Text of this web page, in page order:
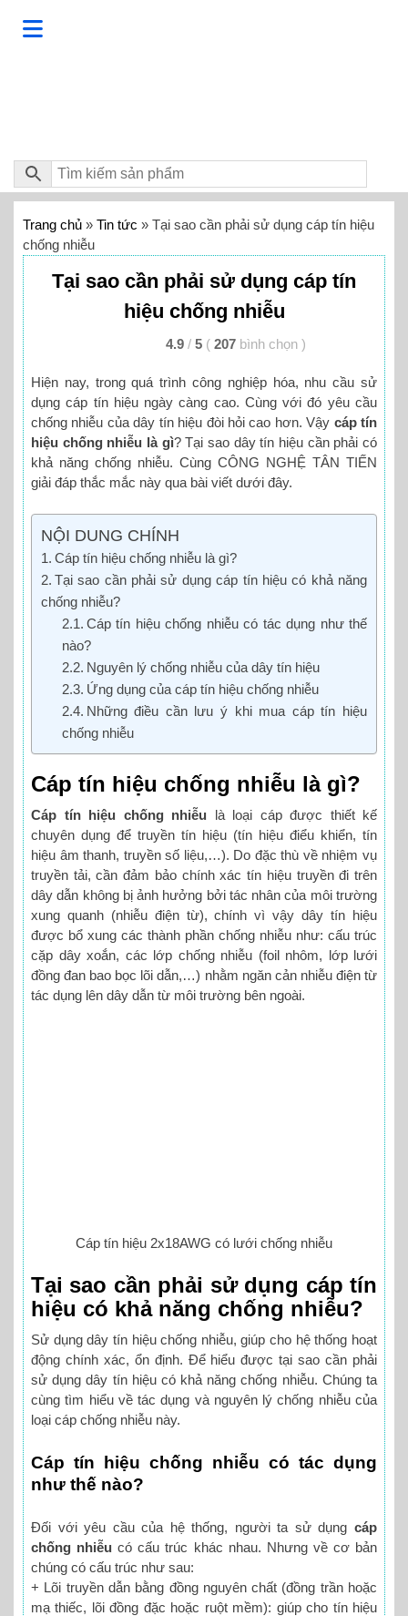
Trang chủ » Tin tức » Tại sao cần phải sử dụng cáp tín hiệu
chống nhiễu
Tại sao cần phải sử dụng cáp tín
hiệu chống nhiễu
4.9 / 5 ( 207 bình chọn )
Hiện nay, trong quá trình công nghiệp hóa, nhu cầu sử
dụng cáp tín hiệu ngày càng cao. Cùng với đó yêu cầu
chống nhiễu của dây tín hiệu đòi hỏi cao hơn. Vậy cáp tín
hiệu chống nhiễu là gì? Tại sao dây tín hiệu cần phải có
khả năng chống nhiễu. Cùng CÔNG NGHỆ TÂN TIẾN
giải đáp thắc mắc này qua bài viết dưới đây.
NỘI DUNG CHÍNH
Cáp tín hiệu chống nhiễu là gì?
Tại sao cần phải sử dụng cáp tín hiệu có khả năng
chống nhiễu?
Cáp tín hiệu chống nhiễu có tác dụng như thế
nào?
Nguyên lý chống nhiễu của dây tín hiệu
Ứng dụng của cáp tín hiệu chống nhiễu
Những điều cần lưu ý khi mua cáp tín hiệu
chống nhiễu
Cáp tín hiệu chống nhiễu là gì?
Cáp tín hiệu chống nhiễu là loại cáp được thiết kế
chuyên dụng để truyền tín hiệu (tín hiệu điểu khiển, tín
hiệu âm thanh, truyền số liệu,…). Do đặc thù về nhiệm vụ
truyền tải, cần đảm bảo chính xác tín hiệu truyền đi trên
dây dẫn không bị ảnh hưởng bởi tác nhân của môi trường
xung quanh (nhiễu điện từ), chính vì vậy dây tín hiệu
được bổ xung các thành phần chống nhiễu như: cấu trúc
cặp dây xoắn, các lớp chống nhiễu (foil nhôm, lớp lưới
đồng đan bao bọc lõi dẫn,…) nhằm ngăn cản nhiễu điện từ
tác dụng lên dây dẫn từ môi trường bên ngoài.
Cáp tín hiệu 2x18AWG có lưới chống nhiễu
Tại sao cần phải sử dụng cáp tín
hiệu có khả năng chống nhiễu?
Sử dụng dây tín hiệu chống nhiễu, giúp cho hệ thống hoạt
động chính xác, ổn định. Để hiểu được tại sao cần phải
sử dụng dây tín hiệu có khả năng chống nhiễu. Chúng ta
cùng tìm hiểu về tác dụng và nguyên lý chống nhiễu của
loại cáp chống nhiễu này.
Cáp tín hiệu chống nhiễu có tác dụng
như thế nào?
Đối với yêu cầu của hệ thống, người ta sử dụng cáp
chống nhiễu có cấu trúc khác nhau. Nhưng về cơ bản
chúng có cấu trúc như sau:
+ Lõi truyền dẫn bằng đồng nguyên chất (đồng trần hoặc
mạ thiếc, lõi đồng đặc hoặc ruột mềm): giúp cho tín hiệu